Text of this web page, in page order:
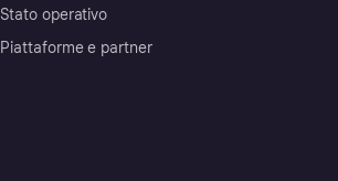
Stato operativo
Piattaforme e partner